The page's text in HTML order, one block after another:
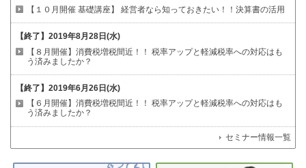
【１０月開催 基礎講座】 経営者なら知っておきたい！！決算書の活用
【終了】 2019年8月28日(水)
【８月開催】消費税増税間近！！ 税率アップと軽減税率への対応はも
う済みましたか？
【終了】 2019年6月26日(水)
【６月開催】消費税増税間近！！ 税率アップと軽減税率への対応はも
う済みましたか？
セミナー情報一覧